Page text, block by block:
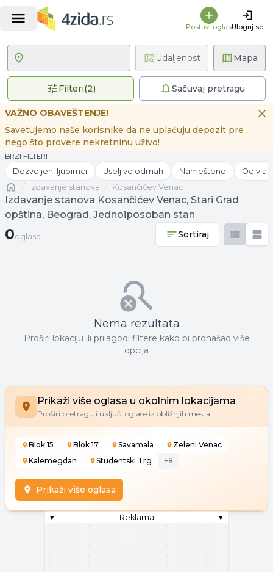
Postavi oglasUloguj se
Mapa
Filteri(2)2 primenjena filteraSačuvaj pretragu
Udaljenost
VAŽNO OBAVEŠTENJE!
Savetujemo naše korisnike da ne uplaćuju depozit pre
nego što provere nekretninu uživo!
BRZI FILTERI
Dozvoljeni ljubimci Useljivo odmah Namešteno Od
Naslovnaizdavanje stanova Kosančićev Venac
Izdavanje stanova Kosančićev Venac, Stari Grad
opština, Beograd, Jednoiposoban stan
0 oglasa
0oglasa Sortiraj
Nema rezultata
Proširi lokaciju ili prilagodi filtere kako bi pronašao više
opcija
Prikaži više oglasa u okolnim lokacijama
Proširi pretragu i uključi oglase iz obližnjih mesta.
Blok 15 Blok 17 Savamala
Zeleni Venac
Kalemegdan
Studentski Trg +8
Prikaži više oglasa
▾ Reklama ▾